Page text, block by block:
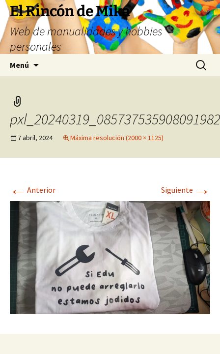
Saltar
contenido
El Rincón de Mika
Web de manualidades y hobbies
personales
Menú Buscar:
7 abril, 2024 Máxima resolución (2000 × 1125)
← Anterior Siguiente →